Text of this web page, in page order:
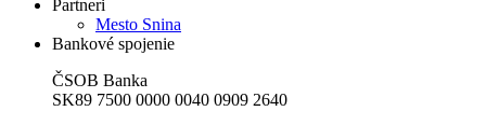
Partneri
Mesto Snina
Bankové spojenie
ČSOB Banka
SK89 7500 0000 0040 0909 2640